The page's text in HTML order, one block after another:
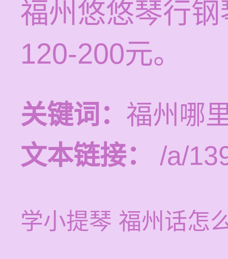
福州悠悠琴行
120-200元。
关键词： 福州哪
文本链接：
/a/
学小提琴 福州话怎